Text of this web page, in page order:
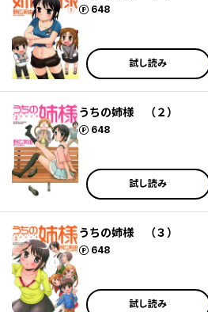
648
ポイント
試し読み
うちの姉様 （２）
648
ポイント
試し読み
うちの姉様 （３）
648
ポイント
試し読み